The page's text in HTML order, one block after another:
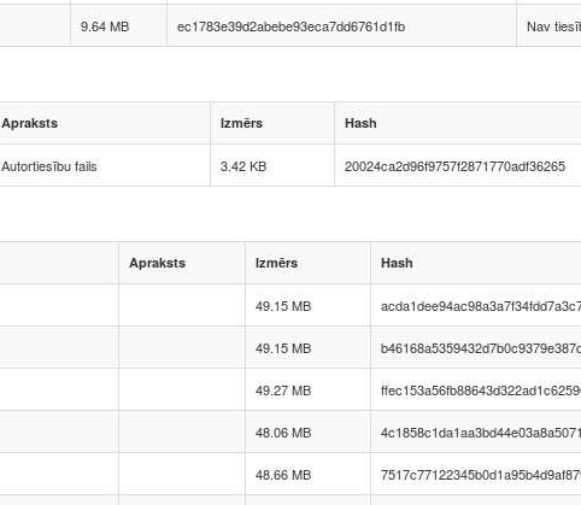
9.64 MB ec1783e39d2abebe93eca7dd6761d1fb Nav
Apraksts Izmērs Hash
Autortiesību fails 3.42 KB 20024ca2d96f9757f2871770adf36265
Apraksts Izmērs Hash
49.15 MB
49.15 MB
49.27 MB
48.06 MB
48.66 MB